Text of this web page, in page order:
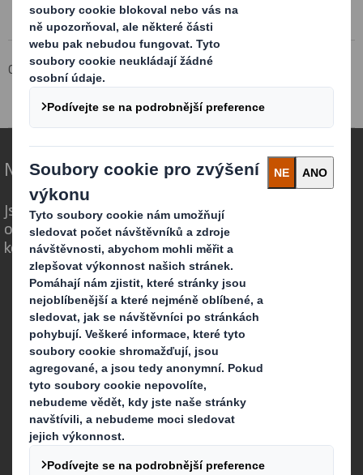
Corporate Produkty a služby
Cases
Nové druhy obalů pro měnící se svět
Jsme jiní, protože si uvědomujeme, že
obaly mohou hrát důležitou roli ve světě
kolem nás.
Kdo jsme
Více o DS Smith
Více o International Paper
O spojení DS Smith a International Paper
Kariéra